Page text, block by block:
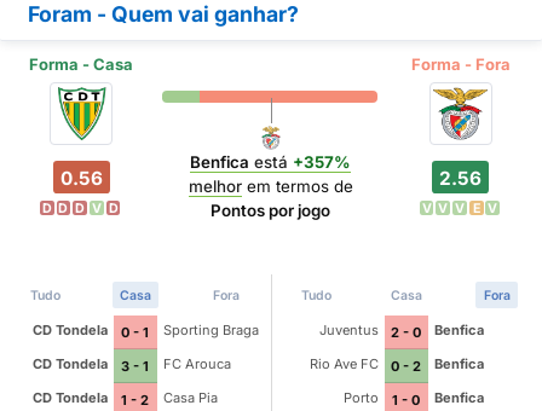
Foram - Quem vai ganhar?
Forma - Casa Forma - Fora
0.56
D D D V D
Benfica está +357%
melhorem termos de
Pontos por jogo
2.56
V V V E V
Tudo Casa Fora
CD Tondela 0 - 1
Sporting Braga
CD Tondela
3 - 1
FC Arouca
CD Tondela
1 - 2
Casa Pia
Tudo Casa Fora
Juventus 2 - 0
Benfica
Rio Ave FC
0 - 2
Benfica
Porto
1 - 0
Benfica